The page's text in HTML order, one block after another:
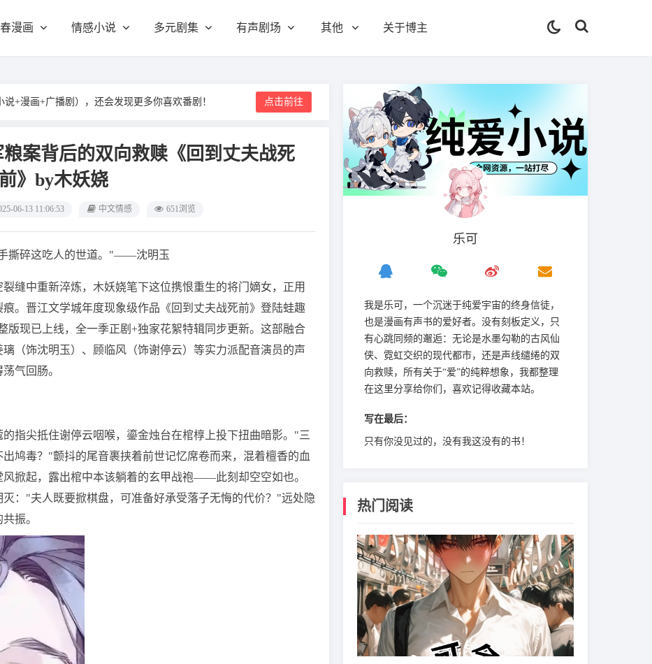
漫画 情感小说 多元剧集 有声剧场 其他 关于博主
+漫画+广播剧），还会发现更多你喜欢番剧！ 点击前往
案背后的双向救赎《回到丈夫战死
前》by木妖娆
06-13 11:06:53 中文情感 651浏览
撕碎这吃人的世道。"——沈明玉
缝中重新淬炼，木妖娆笔下这位携恨重生的将门嫡女，正用
。晋江文学城年度现象级作品《回到丈夫战死前》登陆蛙趣
版现已上线，全一季正剧+独家花絮特辑同步更新。这部融合
（饰沈明玉）、顾临风（饰谢停云）等实力派配音演员的声
气回肠。
指尖抵住谢停云咽喉，鎏金烛台在棺椁上投下扭曲暗影。"三
鸠毒？"颤抖的尾音裹挟着前世记忆席卷而来，混着檀香的血
掀起，露出棺中本该躺着的玄甲战袍——此刻却空空如也。
："夫人既要掀棋盘，可准备好承受落子无悔的代价？"远处隐
振。
乐可
我是‌乐可，一个沉迷于纯爱宇宙的终身信徒，
也是漫画有声书的爱好者。没有刻板定义，只
有心跳同频的邂逅：无论是水墨勾勒的古风仙
侠、霓虹交织的现代都市，还是声线缱绻的双
向救赎，所有关于“爱”的纯粹想象，我都整理
在这里分享给你们，喜欢记得收藏本站。
写在最后：
只有你没见过的，没有我这没有的书！
热门阅读